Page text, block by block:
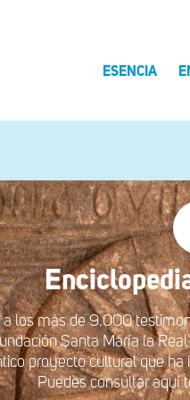
ESENCIA
a los más de 9.000
Santa María la
proyecto cultural que
Puedes consultar aquí